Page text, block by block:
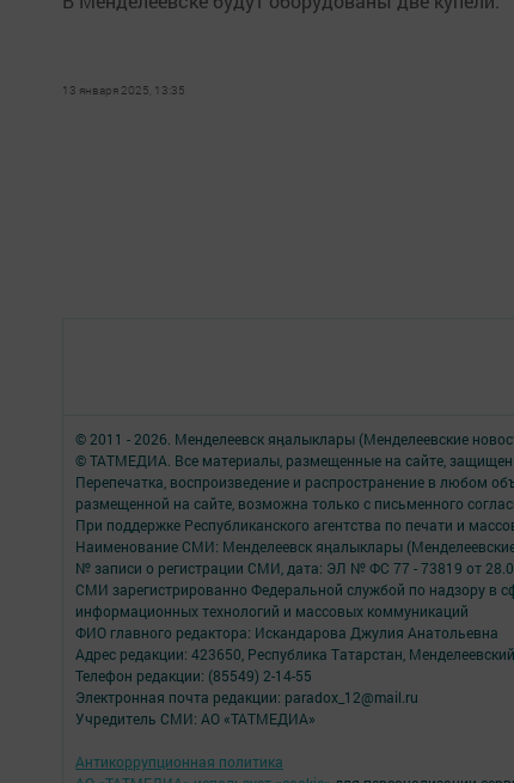
13 января 2025, 13:35
© 2011 - 2026. Менделеевск яӊалыклары (Менделеевские
© ТАТМЕДИА. Все материалы, размещенные на сайте,
Перепечатка, воспроизведение и распространение в любом
размещенной на сайте, возможна только с письменного
При поддержке Республиканского агентства по печати и
Наименование СМИ: Менделеевск яӊалыклары
№ записи о регистрации СМИ, дата: ЭЛ № ФС 77 - 73819 от
СМИ зарегистрированно Федеральной службой по надзору в
информационных технологий и массовых коммуникаций
ФИО главного редактора: Искандарова Джулия Анатольевна
Адрес редакции: 423650, Республика Татарстан,
Телефон редакции: (85549) 2-14-55
Электронная почта редакции: paradox_12@mail.ru
Учредитель СМИ: АО «ТАТМЕДИА»
Антикоррупционная политика